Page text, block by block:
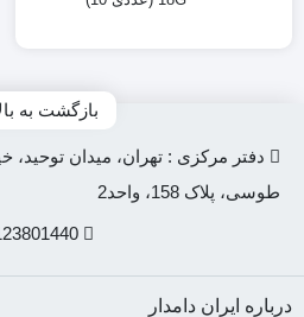
بازگشت به
دفتر مرکزی : تهران، میدان توحید،
طوسی، پلاک 158، واحد2
درباره ایران دامدار